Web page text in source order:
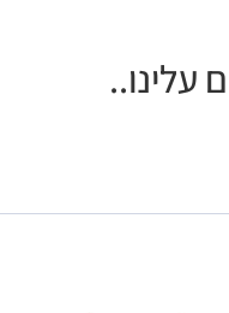
עלינו..